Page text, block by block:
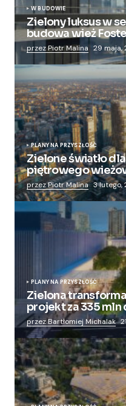
W BUDOWIE
Zielony luksus w
budowa wież
przez Piotr Malina 29 maja,
PLANY NA PRZYSZŁOŚĆ
Zielone światło
piętrowego
przez Piotr Malina 3 lutego,
PLANY NA PRZYSZŁOŚĆ
Zielona
projekt za 335
przez Bartłomiej Michalak